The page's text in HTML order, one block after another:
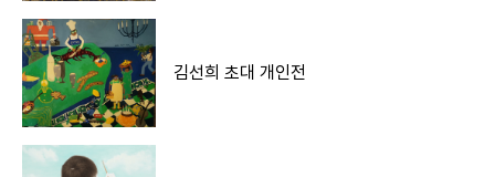
김선희 초대 개인전